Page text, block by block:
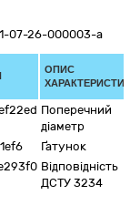
07-26-000003-a
ОПИС
Поперечний
діаметр
Ґатунок
Відповідність
ДСТУ 3234